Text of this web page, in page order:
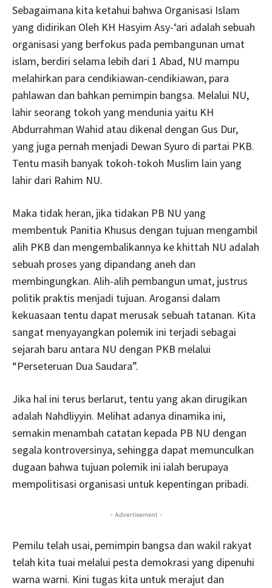
Sebagaimana kita ketahui bahwa Organisasi Islam
yang didirikan Oleh KH Hasyim Asy-‘ari adalah sebuah
organisasi yang berfokus pada pembangunan umat
islam, berdiri selama lebih dari 1 Abad, NU mampu
melahirkan para cendikiawan-cendikiawan, para
pahlawan dan bahkan pemimpin bangsa. Melalui NU,
lahir seorang tokoh yang mendunia yaitu KH
Abdurrahman Wahid atau dikenal dengan Gus Dur,
yang juga pernah menjadi Dewan Syuro di partai PKB.
Tentu masih banyak tokoh-tokoh Muslim lain yang
lahir dari Rahim NU.
Maka tidak heran, jika tidakan PB NU yang
membentuk Panitia Khusus dengan tujuan mengambil
alih PKB dan mengembalikannya ke khittah NU adalah
sebuah proses yang dipandang aneh dan
membingungkan. Alih-alih pembangun umat, justrus
politik praktis menjadi tujuan. Arogansi dalam
kekuasaan tentu dapat merusak sebuah tatanan. Kita
sangat menyayangkan polemik ini terjadi sebagai
sejarah baru antara NU dengan PKB melalui
“Perseteruan Dua Saudara”.
Jika hal ini terus berlarut, tentu yang akan dirugikan
adalah Nahdliyyin. Melihat adanya dinamika ini,
semakin menambah catatan kepada PB NU dengan
segala kontroversinya, sehingga dapat memunculkan
dugaan bahwa tujuan polemik ini ialah berupaya
mempolitisasi organisasi untuk kepentingan pribadi.
- Advertisement -
Pemilu telah usai, pemimpin bangsa dan wakil rakyat
telah kita tuai melalui pesta demokrasi yang dipenuhi
warna warni. Kini tugas kita untuk merajut dan